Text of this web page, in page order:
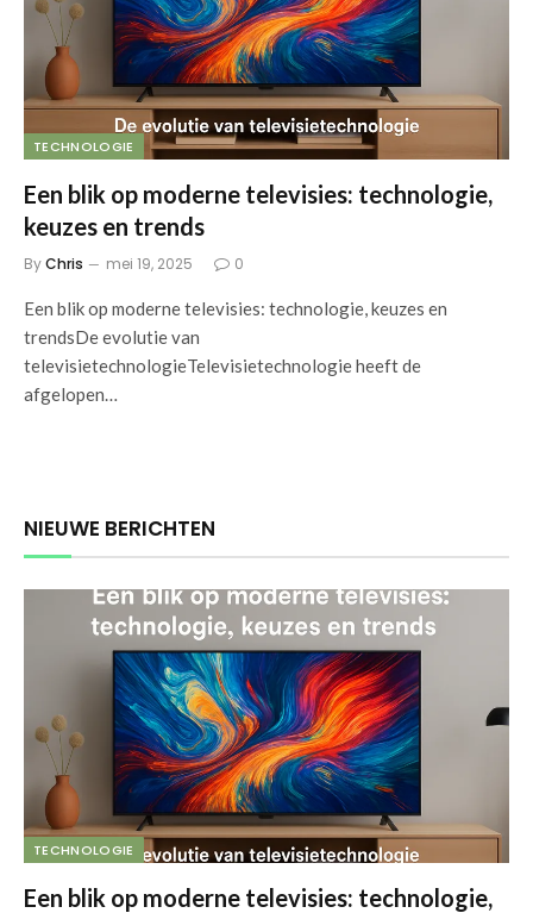
TECHNOLOGIE
Een blik op moderne televisies: technologie,
keuzes en trends
ByChris mei 19, 2025 0
Een blik op moderne televisies: technologie, keuzes en
trendsDe evolutie van
televisietechnologieTelevisietechnologie heeft de
afgelopen…
NIEUWE BERICHTEN
TECHNOLOGIE
Een blik op moderne televisies: technologie,